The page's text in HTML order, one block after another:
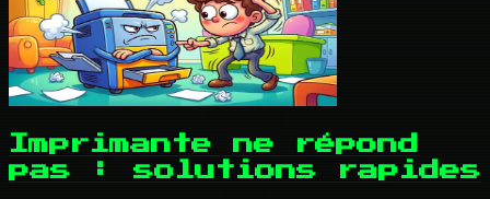
Imprimante ne répond
pas : solutions rapides